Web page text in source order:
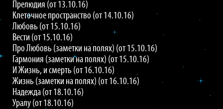
Прелюдия (от 13.10.16)
Клеточное пространство (от 14.10.16)
Любовь (от 15.10.16)
Вести (от 15.10.16)
Про Любовь (заметки на полях) (от 15.10.16)
Гармония (заметки на полях) (от 15.10.16)
И Жизнь, и смерть (от 16.10.16)
Жизнь (заметки на полях) (от 16.10.16)
Надежда (от 18.10.16)
Уралу (от 18.10.16)